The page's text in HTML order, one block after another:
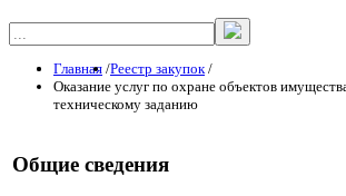
Главная /Реестр закупок /
Оказание услуг по охране объектов
техническому заданию
Общие сведения